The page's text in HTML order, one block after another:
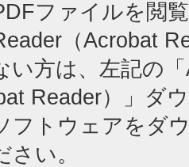
ファイルを閲
（Acrobat
い方は、左記の
Reader）」ダ
フトウェアをダ
さい。